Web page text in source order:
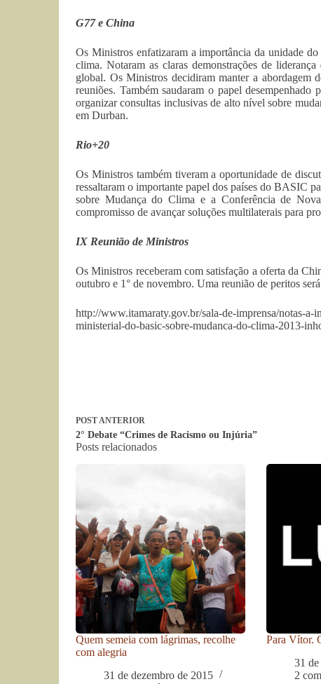
G77 e China
Os Ministros enfatizaram a importância da unidade
clima. Notaram as claras demonstrações de
global. Os Ministros decidiram manter a abordagem
reuniões. Também saudaram o papel
organizar consultas inclusivas de alto nível sobre
em Durban.
Rio+20
Os Ministros também tiveram a oportunidade de
ressaltaram o importante papel dos países do BASIC
sobre Mudança do Clima e a Conferência de
compromisso de avançar soluções multilaterais para
IX Reunião de Ministros
Os Ministros receberam com satisfação a oferta da
outubro e 1° de novembro. Uma reunião de peritos
http://www.itamaraty.gov.br/sala-de-imprensa/notas-
ministerial-do-basic-sobre-mudanca-do-clima-2013-
POSTANTERIOR
2° Debate “Crimes de Racismo ou Injúria”
Posts relacionados
Quem semeia com lágrimas, recolhe
com alegria
31 de dezembro de 2015
Para Vítor.
31
2